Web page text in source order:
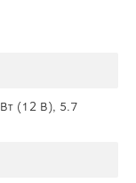
(12 В), 5.7